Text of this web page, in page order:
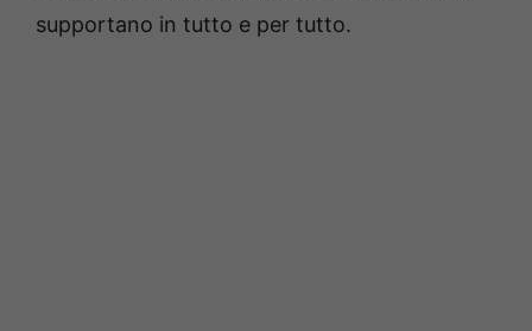
supportano in tutto e per tutto.